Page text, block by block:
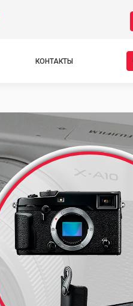
КОНТАКТЫ